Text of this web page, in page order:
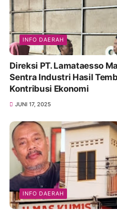
INFO DAERAH
Direksi PT. Lamataesso
Sentra Industri Hasil
Kontribusi Ekonomi
JUNI 17, 2025
INFO DAERAH